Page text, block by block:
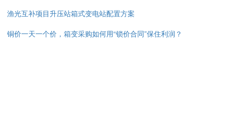
渔光互补项目升压站箱式变电站配置方案
铜价一天一个价，箱变采购如何用“锁价合同”保住利润？